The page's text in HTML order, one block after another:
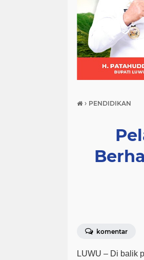
(21)
› PENDIDIKAN
komentar
LUWU – Di balik